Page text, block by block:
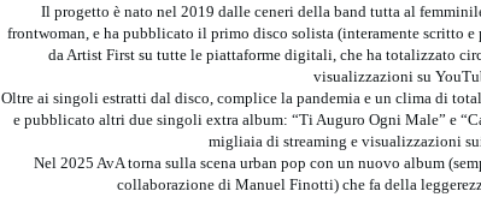
Il progetto è nato nel 2019 dalle ceneri della band tutta al
frontwoman, e ha pubblicato il primo disco solista (interamente scritto
da Artist First su tutte le piattaforme digitali, che ha totalizzato
visualizzazioni su
Oltre ai singoli estratti dal disco, complice la pandemia e un clima di
e pubblicato altri due singoli extra album: “Ti Auguro Ogni Male” e
migliaia di streaming e visualizzazioni
Nel 2025 AvA torna sulla scena urban pop con un nuovo album
collaborazione di Manuel Finotti) che fa della